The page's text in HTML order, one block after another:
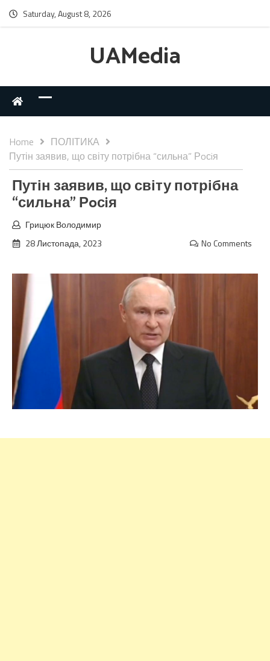
Saturday, August 8, 2026
UAMedia
Home
ПОЛІТИКА
Путін заявив, що світу потрібна “сильна” Рoсiя
Путін заявив, що світу потрібна
“сильна” Рoсiя
Грицюк Володимир
28 Листопада, 2023
No Comments